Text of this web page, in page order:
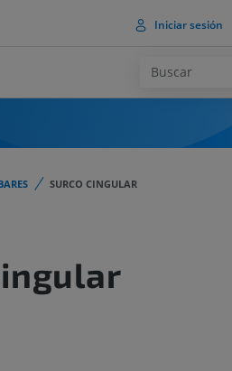
Iniciar sesión
SURCO CINGULAR